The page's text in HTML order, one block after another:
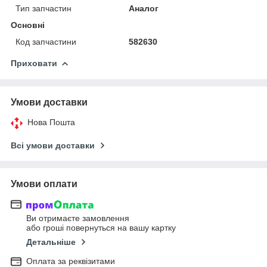
Тип запчастин
Аналог
Основні
Код запчастини
582630
Приховати
Умови доставки
Нова Пошта
Всі умови доставки
Умови оплати
Ви отримаєте замовлення
або гроші повернуться на вашу картку
Детальніше
Оплата за реквізитами